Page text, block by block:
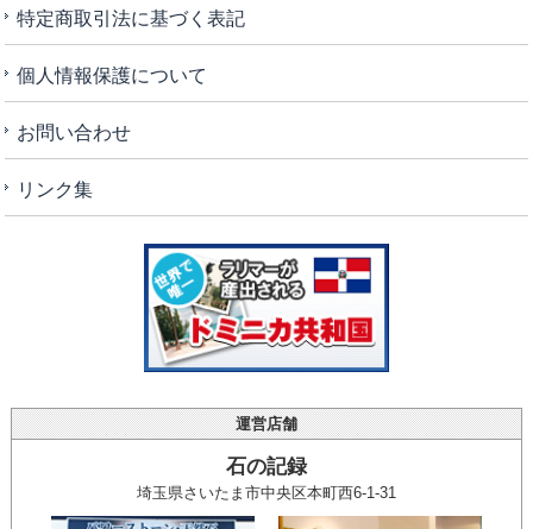
特定商取引法に基づく表記
個人情報保護について
お問い合わせ
リンク集
運営店舗
石の記録
埼玉県さいたま市中央区本町西6-1-31